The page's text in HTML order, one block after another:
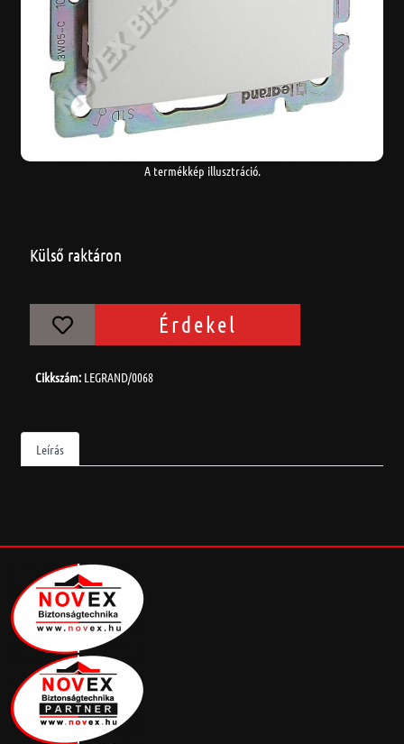
A termékkép illusztráció.
Külső raktáron
Érdekel
Cikkszám: LEGRAND/0068
Leírás